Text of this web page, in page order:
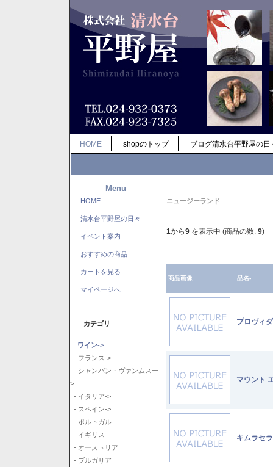
HOME shopのトップ ブログ清水台平野屋の日
Menu
HOME
清水台平野屋の日々
イベント案内
おすすめの商品
カートを見る
マイページへ
カテゴリ
ワイン->
- フランス->
- シャンパン・ヴァンムスー-
>
- イタリア->
- スペイン->
- ポルトガル
- イギリス
- オーストリア
- ブルガリア
ニュージーランド
1から9 を表示中 (商品の数: 9)
商品画像 品名-
プロヴィ
マウント
キムラセ